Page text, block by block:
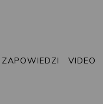
ZAPOWIEDZI VIDEO